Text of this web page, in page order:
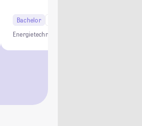
Bachelor
Energietechnik